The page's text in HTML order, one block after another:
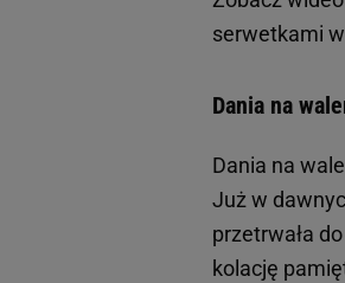
serwetkami
Dania na
Dania na
Już w
przetrwała
kolację